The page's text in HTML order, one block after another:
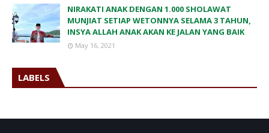
NIRAKATI ANAK DENGAN 1.000 SHOLAWAT
MUNJIAT SETIAP WETONNYA SELAMA 3 TAHUN,
INSYA ALLAH ANAK AKAN KE JALAN YANG BAIK
May 16, 2021
LABELS